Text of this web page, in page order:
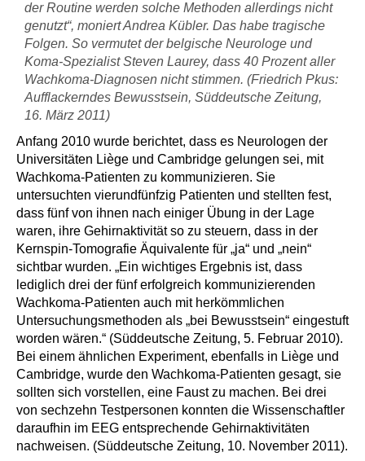
der Routine werden solche Methoden allerdings nicht
genutzt“, moniert Andrea Kübler. Das habe tragische
Folgen. So vermutet der belgische Neurologe und
Koma-Spezialist Steven Laurey, dass 40 Prozent aller
Wachkoma-Diagnosen nicht stimmen. (Friedrich Pkus:
Aufflackerndes Bewusstsein, Süddeutsche Zeitung,
16. März 2011)
Anfang 2010 wurde berichtet, dass es Neurologen der
Universitäten Liège und Cambridge gelungen sei, mit
Wachkoma-Patienten zu kommunizieren. Sie
untersuchten vierundfünfzig Patienten und stellten fest,
dass fünf von ihnen nach einiger Übung in der Lage
waren, ihre Gehirnaktivität so zu steuern, dass in der
Kernspin-Tomografie Äquivalente für „ja“ und „nein“
sichtbar wurden. „Ein wichtiges Ergebnis ist, dass
lediglich drei der fünf erfolgreich kommunizierenden
Wachkoma-Patienten auch mit herkömmlichen
Untersuchungsmethoden als „bei Bewusstsein“ eingestuft
worden wären.“ (Süddeutsche Zeitung, 5. Februar 2010).
Bei einem ähnlichen Experiment, ebenfalls in Liège und
Cambridge, wurde den Wachkoma-Patienten gesagt, sie
sollten sich vorstellen, eine Faust zu machen. Bei drei
von sechzehn Testpersonen konnten die Wissenschaftler
daraufhin im EEG entsprechende Gehirnaktivitäten
nachweisen. (Süddeutsche Zeitung, 10. November 2011).